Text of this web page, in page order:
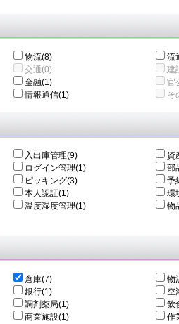
物流(8)
流
交通(0)
建
金融(1)
官
情報通信(1) そ
入出庫管理(9)
資
ログイン管理(1)
部
ピッキング(3)
予
本人認証(1)
環
温度湿度管理(1)
物
倉庫(7)
物
銀行(1)
空
調剤薬局(1)
飲
商業施設(1) 作